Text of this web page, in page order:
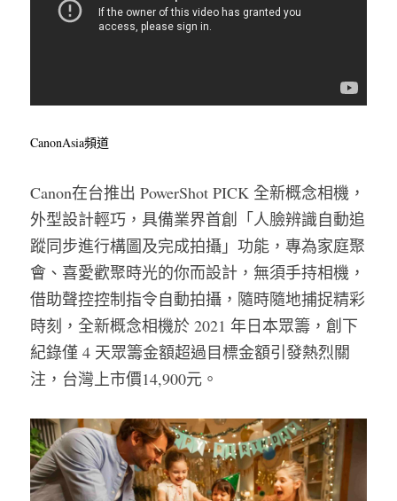
CanonAsia頻道
Canon在台推出 PowerShot PICK 全新概念相機，
外型設計輕巧，具備業界首創「人臉辨識自動追
蹤同步進行構圖及完成拍攝」功能，專為家庭聚
會、喜愛歡聚時光的你而設計，無須手持相機，
借助聲控控制指令自動拍攝，隨時隨地捕捉精彩
時刻，全新概念相機於 2021 年日本眾籌，創下
紀錄僅 4 天眾籌金額超過目標金額引發熱烈關
注，台灣上市價14,900元。